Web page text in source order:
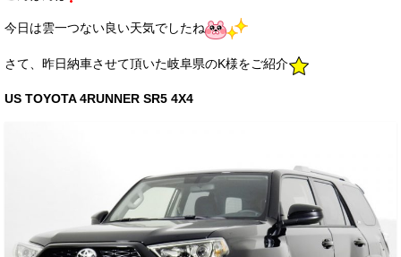
会社概要
今日は雲一つない良い天気でしたね
さて、昨日納車させて頂いた岐阜県のK様をご紹介
US TOYOTA 4RUNNER SR5 4X4